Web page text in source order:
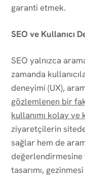
garanti etmek.
SEO ve Kullanıcı
SEO yalnızca
zamanda
deneyimi (UX),
gözlemlenen bir
kullanımı kolay ve
ziyaretçilerin
sağlar hem de
tasarımı,